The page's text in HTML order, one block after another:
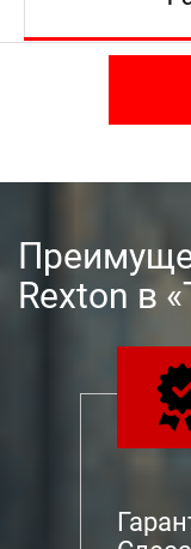
Rexton в